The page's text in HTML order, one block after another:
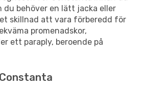
du behöver en lätt jacka eller
skillnad att vara förberedd för
promenadskor,
ett paraply, beroende på